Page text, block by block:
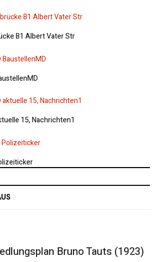
B1 Albert Vater Str
15, Nachrichten1
Bruno Tauts (1923)